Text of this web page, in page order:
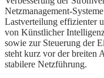
Netzmanagement-
Lastverteilung effizienter
von Künstlicher
sowie zur Steuerung der
steht kurz vor der breiten
stabilere Netzführung.